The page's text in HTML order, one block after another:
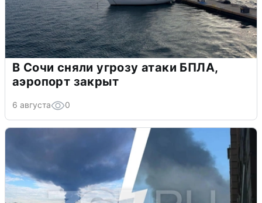
В Сочи сняли угрозу атаки БПЛА,
аэропорт закрыт
6 августа 0